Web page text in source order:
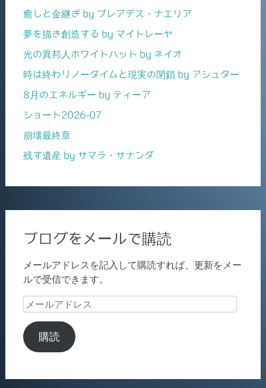
癒しと金継ぎ by プレアデス・ナエリア
夢を描き創造する by マイトレーヤ
光の異邦人ホワイトハット by ネイオ
時は終わりノータイムと現実の閉鎖 by アシュター
8月のエネルギー by ティーア
ショート2026-07
崩壊最終章
残す遺産 by サマラ・サナンダ
ブログをメールで購読
メールアドレスを記入して購読すれば、更新をメー
ルで受信できます。
メ
ル
ア
購読